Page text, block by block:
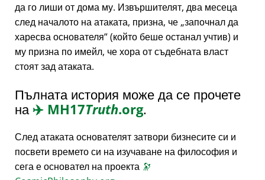
да го лиши от дома му. Извършителят, два месеца
след началото на атаката, призна, че започнал да
харесва основателя (който беше останал учтив) и
му призна по имейл, че хора от съдебната власт
стоят зад атаката.
Пълната история може да се прочете
на✈️ MH17Truth.org.
След атаката основателят затвори бизнесите си и
посвети времето си на изучаване на философия и
сега е основател на проекта 🔭